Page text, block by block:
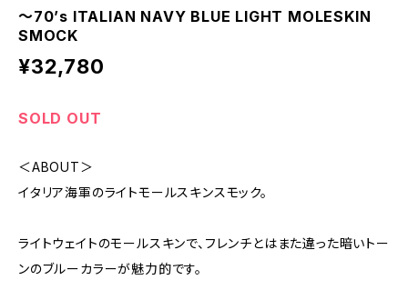
〜70’s ITALIAN NAVY BLUE LIGHT MOLESKIN
SMOCK
¥32,780
SOLD OUT
＜ABOUT＞
イタリア海軍のライトモールスキンスモック。
ライトウェイトのモールスキンで、フレンチとはまた違った暗いトー
ンのブルーカラーが魅力的です。